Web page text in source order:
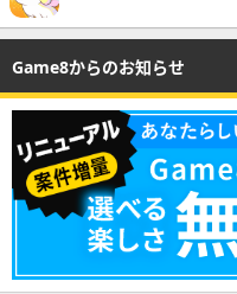
Game8からのお知らせ